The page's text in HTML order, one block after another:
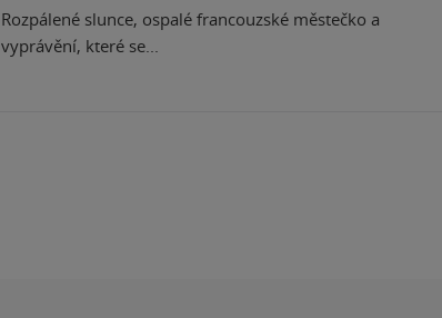
Rozpálené slunce, ospalé francouzské městečko a
vyprávění, které se...